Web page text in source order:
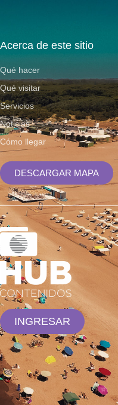
Acerca de este sitio
Qué hacer
Qué visitar
Servicios
Noticias
Cómo llegar
DESCARGAR MAPA
INGRESAR